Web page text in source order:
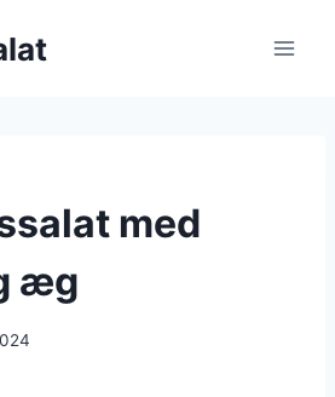
med
æg